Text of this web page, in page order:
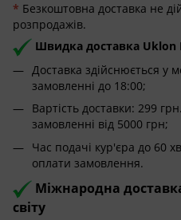
* Безкоштовна доставка не
розпродажів.
Швидка доставка Uklon
Доставка здійснюється у
замовленні до 18:00;
Вартість доставки: 299
замовленні від 5000 грн;
Час подачі кур'єра до 60
оплати замовлення.
Міжнародна
світу